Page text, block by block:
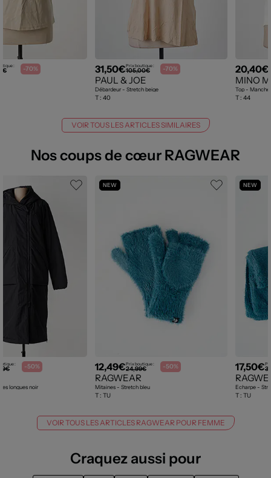
: -70% 31,50€Prix boutique :
105,00€ -70%
PAUL & JOE
Débardeur - Stretch beige
T : 40
20,40€
MINO
Top -
T : 44
VOIR TOUS LES ARTICLES SIMILAIRES
Nos coups de cœur RAGWEAR
: -50%
longues noir
NEW
12,49€Prix boutique :
24,99€ -50%
RAGWEAR
Mitaines - Stretch bleu
T : TU
NEW
17,50€
Echarpe -
T : TU
VOIR TOUS LES ARTICLES RAGWEAR POUR FEMME
Craquez aussi pour